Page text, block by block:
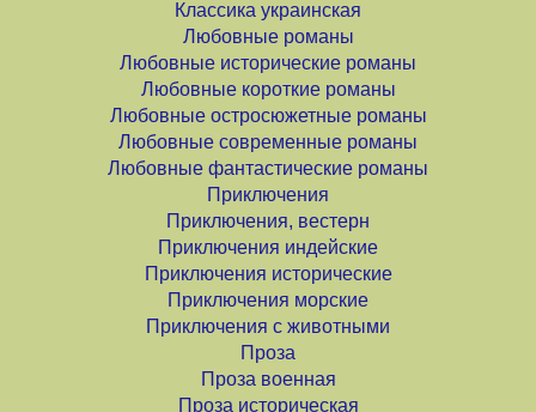
Классика украинская
Любовные романы
Любовные исторические романы
Любовные короткие романы
Любовные остросюжетные романы
Любовные современные романы
Любовные фантастические романы
Приключения
Приключения, вестерн
Приключения индейские
Приключения исторические
Приключения морские
Приключения с животными
Проза
Проза военная
Проза историческая